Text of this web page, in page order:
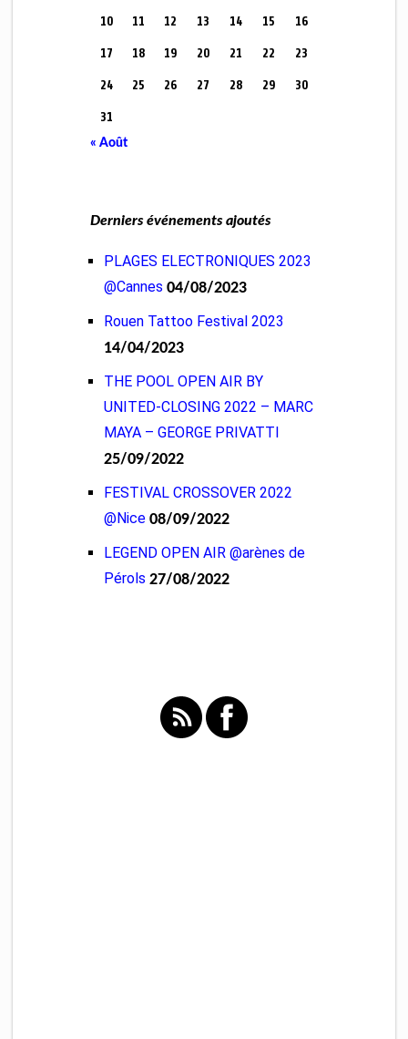
10 11 12 13 14 15 16
17 18 19 20 21 22 23
24 25 26 27 28 29 30
31
« Août
Derniers événements ajoutés
PLAGES ELECTRONIQUES 2023
@Cannes 04/08/2023
Rouen Tattoo Festival 2023
14/04/2023
THE POOL OPEN AIR BY
UNITED-CLOSING 2022 – MARC
MAYA – GEORGE PRIVATTI
25/09/2022
FESTIVAL CROSSOVER 2022
@Nice 08/09/2022
LEGEND OPEN AIR @arènes de
Pérols 27/08/2022